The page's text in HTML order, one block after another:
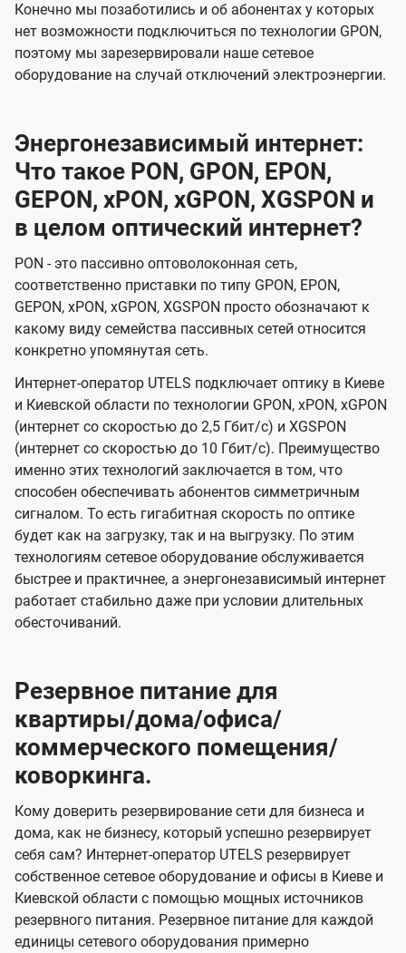
Конечно мы позаботились и об абонентах у которых
нет возможности подключиться по технологии GPON,
поэтому мы зарезервировали наше сетевое
оборудование на случай отключений электроэнергии.
Энергонезависимый интернет:
Что такое PON, GPON, EPON,
GEPON, xPON, xGPON, XGSPON и
в целом оптический интернет?
PON - это пассивно оптоволоконная сеть,
соответственно приставки по типу GPON, EPON,
GEPON, xPON, xGPON, XGSPON просто обозначают к
какому виду семейства пассивных сетей относится
конкретно упомянутая сеть.
Интернет-оператор UTELS подключает оптику в Киеве
и Киевской области по технологии GPON, xPON, xGPON
(интернет со скоростью до 2,5 Гбит/с) и XGSPON
(интернет со скоростью до 10 Гбит/с). Преимущество
именно этих технологий заключается в том, что
способен обеспечивать абонентов симметричным
сигналом. То есть гигабитная скорость по оптике
будет как на загрузку, так и на выгрузку. По этим
технологиям сетевое оборудование обслуживается
быстрее и практичнее, а энергонезависимый интернет
работает стабильно даже при условии длительных
обесточиваний.
Резервное питание для
квартиры/дома/офиса/
коммерческого помещения/
коворкинга.
Кому доверить резервирование сети для бизнеса и
дома, как не бизнесу, который успешно резервирует
себя сам? Интернет-оператор UTELS резервирует
собственное сетевое оборудование и офисы в Киеве и
Киевской области с помощью мощных источников
резервного питания. Резервное питание для каждой
единицы сетевого оборудования примерно